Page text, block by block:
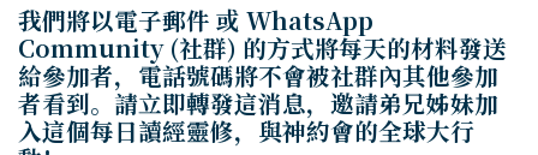
我們將以電子郵件 或 WhatsApp
Community (社群) 的方式將每天的材料發送
給參加者，電話號碼將不會被社群內其他參加
者看到。請立即轉發這消息，邀請弟兄姊妹加
入這個每日讀經靈修，與神約會的全球大行